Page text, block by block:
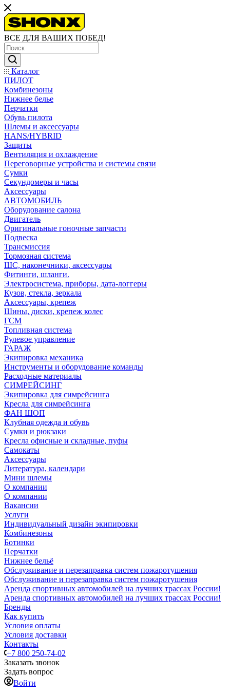
ВСЕ ДЛЯ ВАШИХ ПОБЕД!
Каталог
ПИЛОТ
Комбинезоны
Нижнее белье
Перчатки
Обувь пилота
Шлемы и аксессуары
HANS/HYBRID
Защиты
Вентиляция и охлаждение
Переговорные устройства и системы связи
Сумки
Секундомеры и часы
Аксессуары
АВТОМОБИЛЬ
Оборудование салона
Двигатель
Оригинальные гоночные запчасти
Подвеска
Трансмиссия
Тормозная система
ШС, наконечники, аксессуары
Фитинги, шланги.
Электросистема, приборы, дата-логгеры
Кузов, стекла, зеркала
Аксессуары, крепеж
Шины, диски, крепеж колес
ГСМ
Топливная система
Рулевое управление
ГАРАЖ
Экипировка механика
Инструменты и оборудование команды
Расходные материалы
СИМРЕЙСИНГ
Экипировка для симрейсинга
Кресла для симрейсинга
ФАН ШОП
Клубная одежда и обувь
Сумки и рюкзаки
Кресла офисные и складные, пуфы
Самокаты
Аксессуары
Литература, календари
Мини шлемы
О компании
О компании
Вакансии
Услуги
Индивидуальный дизайн экипировки
Комбинезоны
Ботинки
Перчатки
Нижнее бельё
Обслуживание и перезаправка систем пожаротушения
Обслуживание и перезаправка систем пожаротушения
Аренда спортивных автомобилей на лучших трассах России!
Аренда спортивных автомобилей на лучших трассах России!
Бренды
Как купить
Условия оплаты
Условия доставки
Контакты
+7 800 250-74-02
Заказать звонок
Задать вопрос
Войти